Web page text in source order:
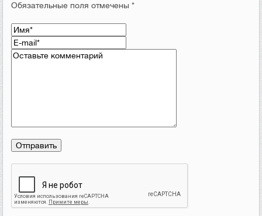
Обязательные поля отмечены *